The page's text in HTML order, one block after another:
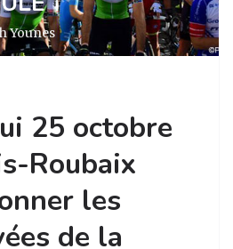
Younes
25 octobre
Roubaix
les
de la